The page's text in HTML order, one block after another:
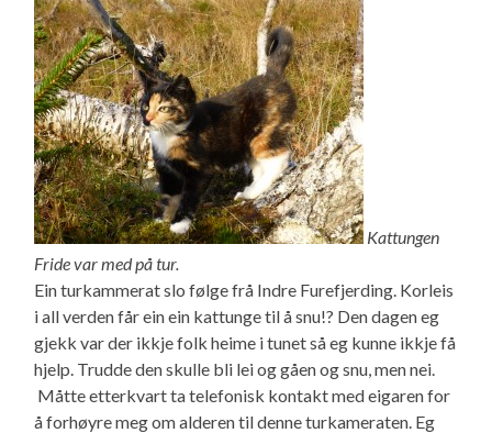
Kattungen
Fride var med på tur.
Ein turkammerat slo følge frå Indre Furefjerding. Korleis
i all verden får ein ein kattunge til å snu!? Den dagen eg
gjekk var der ikkje folk heime i tunet så eg kunne ikkje få
hjelp. Trudde den skulle bli lei og gåen og snu, men nei.
Måtte etterkvart ta telefonisk kontakt med eigaren for
å forhøyre meg om alderen til denne turkameraten. Eg